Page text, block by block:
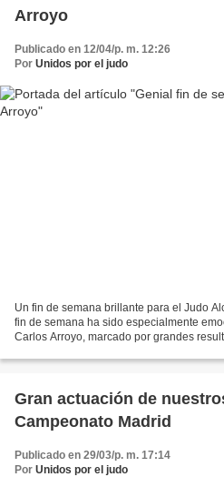
Arroyo
Publicado en 12/04/p. m. 12:26
Por Unidos por el judo
Un fin de semana brillante para el Judo
fin de semana ha sido especialmente
Carlos Arroyo, marcado por grandes
Gran actuación de
Campeonato Madrid
Publicado en 29/03/p. m. 17:14
Por Unidos por el judo